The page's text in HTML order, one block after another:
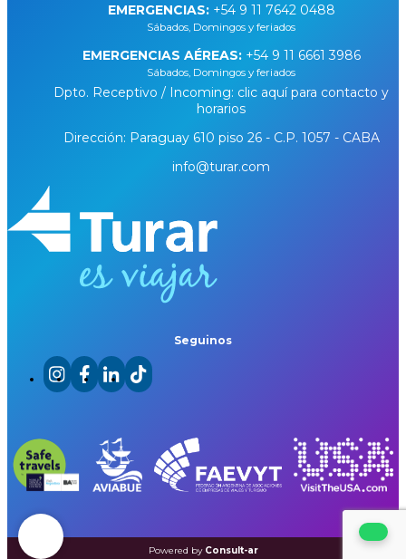
EMERGENCIAS: +54 9 11 7642 0488
Sábados, Domingos y feriados
EMERGENCIAS AÉREAS: +54 9 11 6661 3986
Sábados, Domingos y feriados
Dpto. Receptivo / Incoming: clic aquí para contacto y
horarios
Dirección: Paraguay 610 piso 26 - C.P. 1057 - CABA
info@turar.com
Seguinos
Powered by Consult-ar